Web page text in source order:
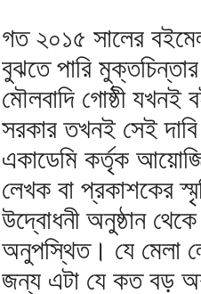
গত ২০১৫ সালের
বুঝতে পারি
মৌলবাদি গোষ্ঠী যখনই
সরকার তখনই সেই
একাডেমি কর্তৃক
লেখক বা প্রকাশকের
উদ্বোধনী অনুষ্ঠান
অনুপস্থিত। যে মেলা
জন্য এটা যে কত বড়